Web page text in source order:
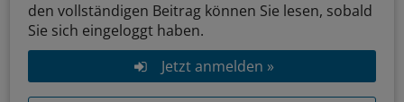
den vollständigen Beitrag können Sie lesen, sobald
Sie sich eingeloggt haben.
Jetzt anmelden »